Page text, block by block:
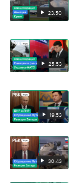
23:50
25:53
19:53
30:43